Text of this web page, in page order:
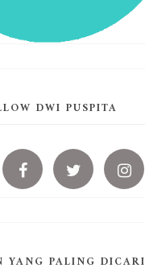
DWI PUSPITA
YANG PALING DICARI